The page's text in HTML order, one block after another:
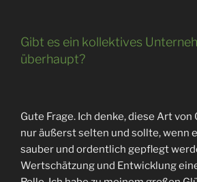
Gibt es ein kollektives
überhaupt?
Gute Frage. Ich denke, diese Art
nur äußerst selten und sollte, wenn
sauber und ordentlich gepflegt
Wertschätzung und Entwicklung